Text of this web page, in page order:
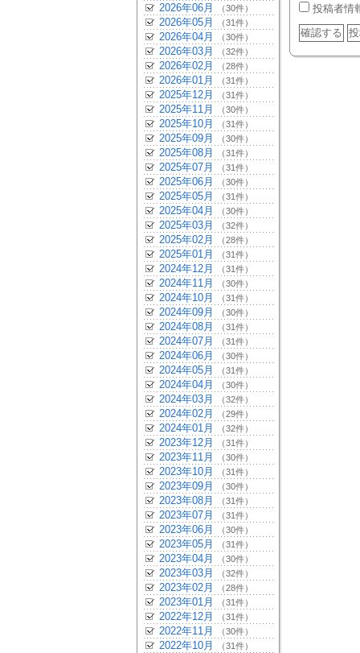
2026年06月 （30件）
2026年05月 （31件）
2026年04月 （30件）
2026年03月 （32件）
2026年02月 （28件）
2026年01月 （31件）
2025年12月 （31件）
2025年11月 （30件）
2025年10月 （31件）
2025年09月 （30件）
2025年08月 （31件）
2025年07月 （31件）
2025年06月 （30件）
2025年05月 （31件）
2025年04月 （30件）
2025年03月 （32件）
2025年02月 （28件）
2025年01月 （31件）
2024年12月 （31件）
2024年11月 （30件）
2024年10月 （31件）
2024年09月 （30件）
2024年08月 （31件）
2024年07月 （31件）
2024年06月 （30件）
2024年05月 （31件）
2024年04月 （30件）
2024年03月 （32件）
2024年02月 （29件）
2024年01月 （32件）
2023年12月 （31件）
2023年11月 （30件）
2023年10月 （31件）
2023年09月 （30件）
2023年08月 （31件）
2023年07月 （31件）
2023年06月 （30件）
2023年05月 （31件）
2023年04月 （30件）
2023年03月 （32件）
2023年02月 （28件）
2023年01月 （31件）
2022年12月 （31件）
2022年11月 （30件）
2022年10月 （31件）
投稿者情